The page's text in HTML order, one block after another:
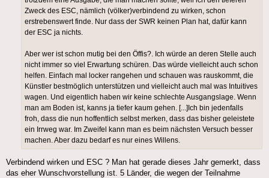
Zweck des ESC, nämlich (völker)verbindend zu wirken, schon
erstrebenswert finde. Nur dass der SWR keinen Plan hat, dafür kann
der ESC ja nichts.
Aber wer ist schon mutig bei den Öffis?. Ich würde an deren Stelle auch
nicht immer so viel Erwartung schüren. Das würde vielleicht auch schon
helfen. Einfach mal locker rangehen und schauen was rauskommt, die
Künstler bestmöglich unterstützen und vielleicht auch mal was Intuitives
wagen. Und eigentlich haben wir keine schlechte Ausgangslage. Wenn
man am Boden ist, kanns ja tiefer kaum gehen. [...]Ich bin jedenfalls
froh, dass die nun hoffentlich selbst merken, dass das bisher geleistete
ein Irrweg war. Im Zweifel kann man es beim nächsten Versuch besser
machen. Aber dazu bedarf es nur eines Willens.
Verbindend wirken und ESC ? Man hat gerade dieses Jahr gemerkt, dass
das eher Wunschvorstellung ist. 5 Länder, die wegen der Teilnahme